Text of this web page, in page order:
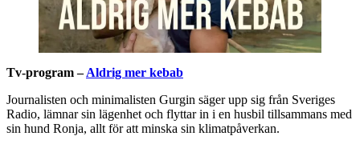
Tv-program –Aldrig mer kebab
Journalisten och minimalisten Gurgin säger upp sig från Sveriges
Radio, lämnar sin lägenhet och flyttar in i en husbil tillsammans med
sin hund Ronja, allt för att minska sin klimatpåverkan.